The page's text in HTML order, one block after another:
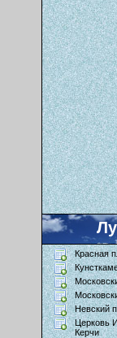
Красная
Невский
Церковь
Керчи